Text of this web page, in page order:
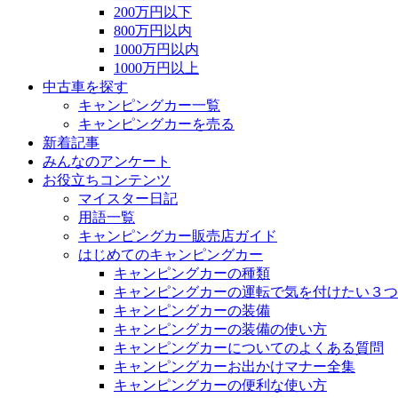
200万円以下
800万円以内
1000万円以内
1000万円以上
中古車を探す
キャンピングカー一覧
キャンピングカーを売る
新着記事
みんなのアンケート
お役立ちコンテンツ
マイスター日記
用語一覧
キャンピングカー販売店ガイド
はじめてのキャンピングカー
キャンピングカーの種類
キャンピングカーの運転で気を付けたい３
キャンピングカーの装備
キャンピングカーの装備の使い方
キャンピングカーについてのよくある質問
キャンピングカーお出かけマナー全集
キャンピングカーの便利な使い方